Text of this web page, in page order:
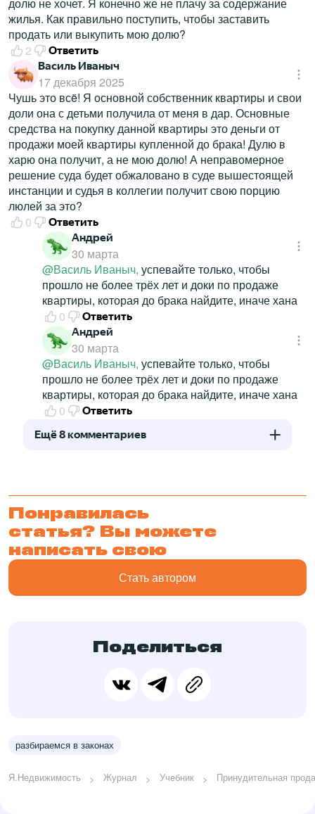
долю не хочет. Я конечно же не плачу за содержание
жилья. Как правильно поступить, чтобы заставить
продать или выкупить мою долю?
2
Ответить
Василь Иваныч
17 декабря 2025
Чушь это всë! Я основной собственник квартиры и свои
доли она с детьми получила от меня в дар. Основные
средства на покупку данной квартиры это деньги от
продажи моей квартиры купленной до брака! Дулю в
харю она получит, а не мою долю! А неправомерное
решение суда будет обжаловано в суде вышестоящей
инстанции и судья в коллегии получит свою порцию
люлей за это?
0
Ответить
Андрей
30 марта
@Василь Иваныч, успевайте только, чтобы
прошло не более трёх лет и доки по продаже
квартиры, которая до брака найдите, иначе хана
0
Ответить
Андрей
30 марта
@Василь Иваныч, успевайте только, чтобы
прошло не более трёх лет и доки по продаже
квартиры, которая до брака найдите, иначе хана
0
Ответить
Ещё 8 комментариев
Понравилась
статья? Вы можете
написать свою
Стать автором
Поделиться
разбираемся в законах
Я.Недвижимость Журнал Учебник Принудительная